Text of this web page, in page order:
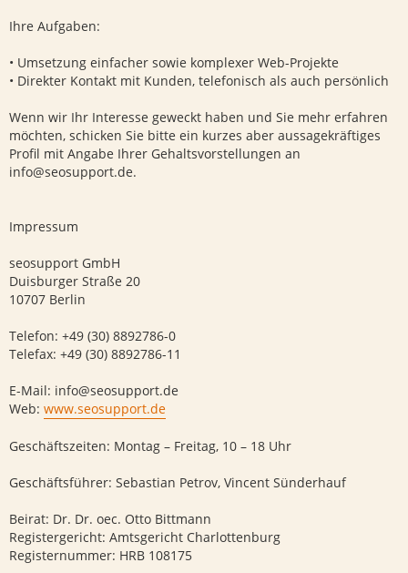
Ihre Aufgaben:
• Umsetzung einfacher sowie komplexer Web-Projekte
• Direkter Kontakt mit Kunden, telefonisch als auch persönlich
Wenn wir Ihr Interesse geweckt haben und Sie mehr erfahren
möchten, schicken Sie bitte ein kurzes aber aussagekräftiges
Profil mit Angabe Ihrer Gehaltsvorstellungen an
info@seosupport.de.
Impressum
seosupport GmbH
Duisburger Straße 20
10707 Berlin
Telefon: +49 (30) 8892786-0
Telefax: +49 (30) 8892786-11
E-Mail: info@seosupport.de
Web: www.seosupport.de
Geschäftszeiten: Montag – Freitag, 10 – 18 Uhr
Geschäftsführer: Sebastian Petrov, Vincent Sünderhauf
Beirat: Dr. Dr. oec. Otto Bittmann
Registergericht: Amtsgericht Charlottenburg
Registernummer: HRB 108175